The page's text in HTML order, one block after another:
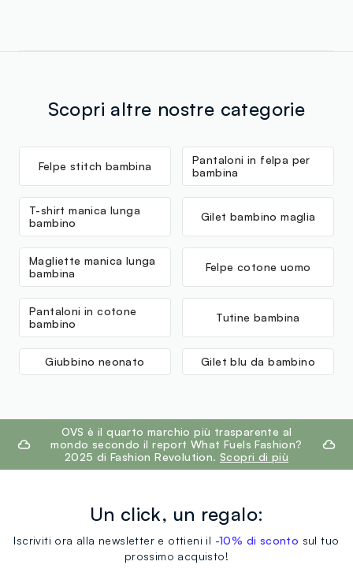
Scopri altre nostre categorie
Felpe stitch bambina
Pantaloni in felpa per
bambina
T-shirt manica lunga
bambino
Gilet bambino maglia
Magliette manica lunga
bambina
Felpe cotone uomo
Pantaloni in cotone
bambino
Tutine bambina
Giubbino neonato Gilet blu da bambino
footer.ariatitleOVS è il quarto marchio più trasparente al
mondo secondo il report What Fuels Fashion?
2025 di Fashion Revolution. Scopri di più
Un click, un regalo:
Iscriviti ora alla newsletter e ottieni il -10% di sconto sul tuo
prossimo acquisto!